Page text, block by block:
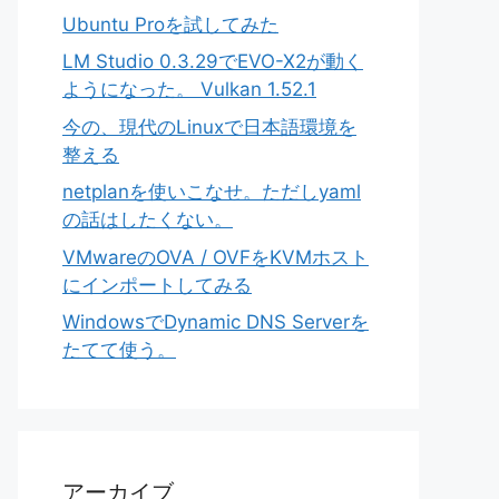
Ubuntu Proを試してみた
LM Studio 0.3.29でEVO-X2が動く
ようになった。 Vulkan 1.52.1
今の、現代のLinuxで日本語環境を
整える
netplanを使いこなせ。ただしyaml
の話はしたくない。
VMwareのOVA / OVFをKVMホスト
にインポートしてみる
WindowsでDynamic DNS Serverを
たてて使う。
アーカイブ